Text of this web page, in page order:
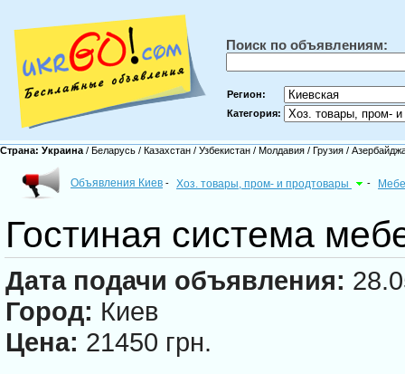
Поиск по объявлениям:
Регион:
Категория:
Страна: Украина / Беларусь / Казахстан / Узбекистан / Молдавия / Грузия /
Объявления Киев - Хоз. товары, пром- и продтовары -
Гостиная система
Дата подачи объявления:
Город: Киев
Цена: 21450 грн.